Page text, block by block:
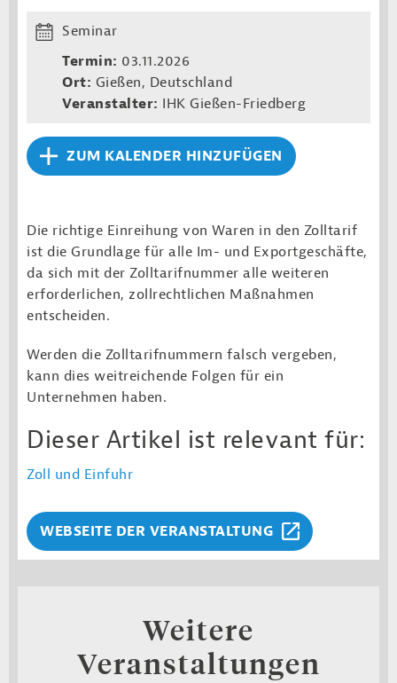
Seminar
Termin: 03.11.2026
Ort: Gießen, Deutschland
Veranstalter: IHK Gießen-Friedberg
ZUM KALENDER HINZUFÜGEN
Die richtige Einreihung von Waren in den Zolltarif
ist die Grundlage für alle Im- und Exportgeschäfte,
da sich mit der Zolltarifnummer alle weiteren
erforderlichen, zollrechtlichen Maßnahmen
entscheiden.
Werden die Zolltarifnummern falsch vergeben,
kann dies weitreichende Folgen für ein
Unternehmen haben.
Dieser Artikel ist relevant für:
Zoll und Einfuhr
WEBSEITE DER VERANSTALTUNG
Weitere
Veranstaltungen